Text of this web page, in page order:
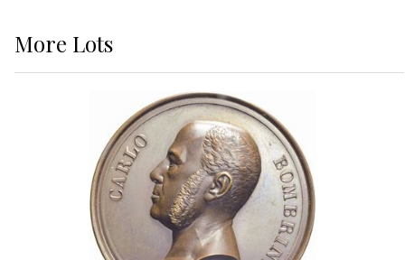
More Lots